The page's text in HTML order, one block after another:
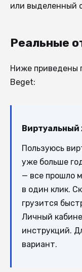
или выделенный
Реальные
Ниже приведены
Beget:
Виртуальный
Пользуюсь
уже больше
— все прошло
в один клик.
грузится
Личный
инструкций.
вариант.